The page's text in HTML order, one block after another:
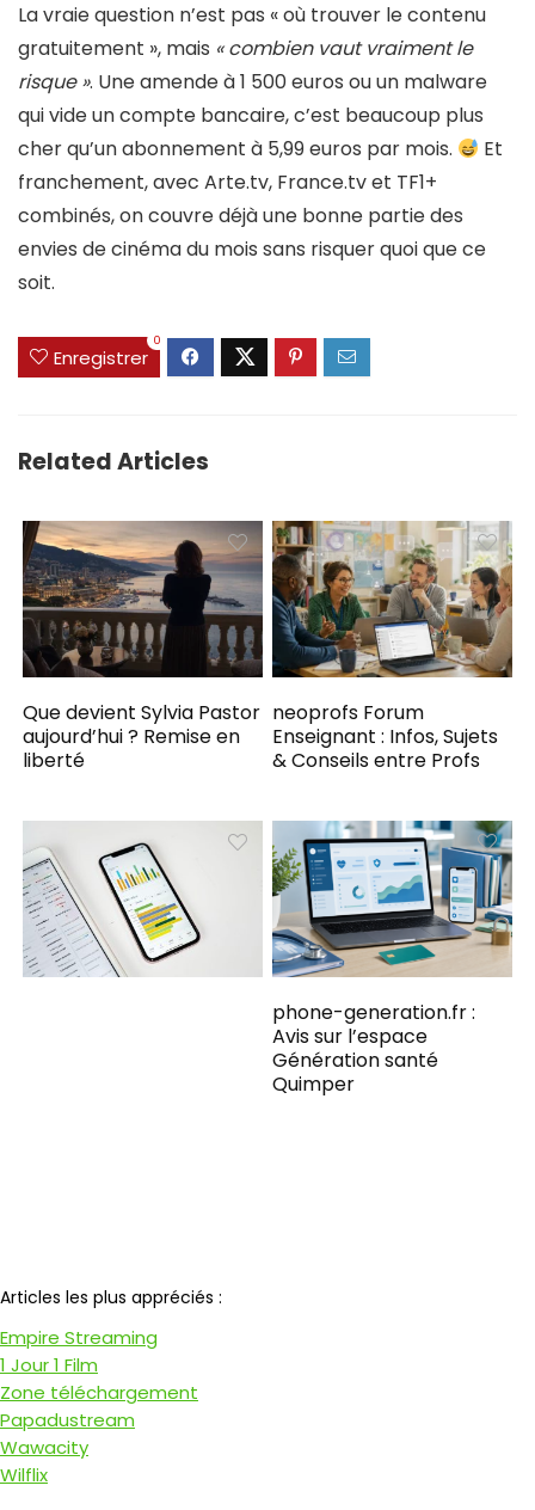
La vraie question n’est pas « où trouver le contenu
gratuitement », mais « combien vaut vraiment le
risque ». Une amende à 1 500 euros ou un malware
qui vide un compte bancaire, c’est beaucoup plus
cher qu’un abonnement à 5,99 euros par mois.
Et
franchement, avec Arte.tv, France.tv et TF1+
combinés, on couvre déjà une bonne partie des
envies de cinéma du mois sans risquer quoi que ce
soit.
Enregistrer
0
Related Articles
Que devient Sylvia Pastor
aujourd’hui ? Remise en
liberté
neoprofs Forum
Enseignant : Infos, Sujets
& Conseils entre Profs
phone-generation.fr​ :
Avis sur l’espace
Génération santé
Quimper
Articles les plus appréciés :
Empire Streaming
1 Jour 1 Film
Zone téléchargement
Papadustream
Wawacity
Wilflix